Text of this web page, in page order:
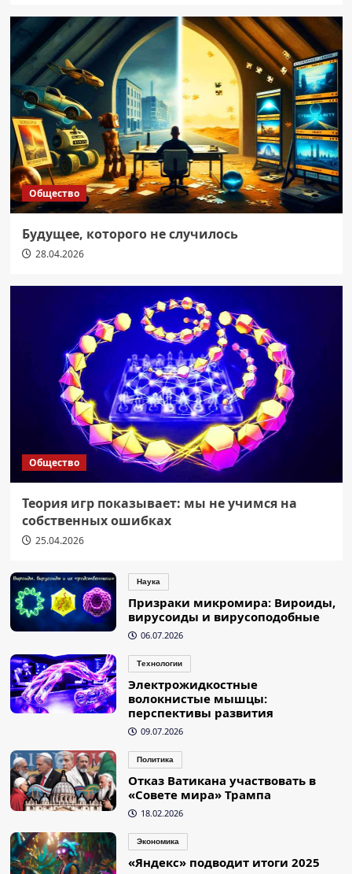
Общество
Будущее, которого не случилось
28.04.2026
Общество
Теория игр показывает: мы не учимся на
собственных ошибках
25.04.2026
Наука
Призраки микромира: Вироиды,
вирусоиды и вирусоподобные
06.07.2026
Технологии
Электрожидкостные
волокнистые мышцы:
перспективы развития
09.07.2026
Политика
Отказ Ватикана участвовать в
«Совете мира» Трампа
18.02.2026
Экономика
«Яндекс» подводит итоги 2025